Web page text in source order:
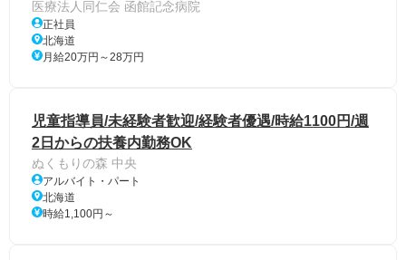
医療法人同仁会 函館記念病院
正社員
北海道
月給20万円～28万円
児童指導員/未経験者歓迎/経験者優遇/時給1100円/週
2日からの扶養内勤務OK
ぬくもりの森 中央
アルバイト・パート
北海道
時給1,100円～